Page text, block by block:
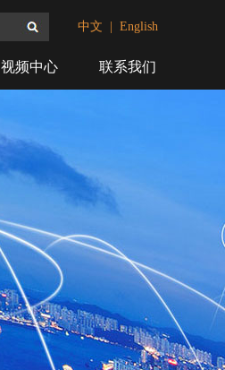
中文 English
视频中心 联系我们
搜索